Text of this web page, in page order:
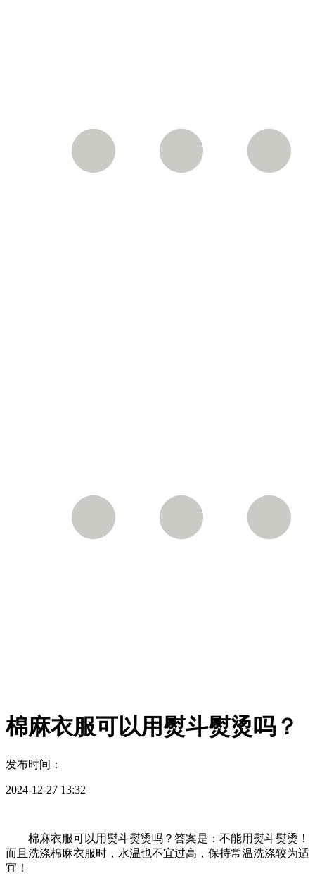
棉麻衣服可以用熨斗熨烫吗？
发布时间：
2024-12-27 13:32
棉麻衣服可以用熨斗熨烫吗？答案是：不能用熨斗熨烫！
而且洗涤棉麻衣服时，水温也不宜过高，保持常温洗涤较为适
宜！